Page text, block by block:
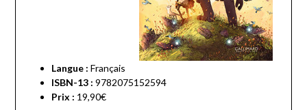
Langue : Français
ISBN-13 : 9782075152594
Prix : 19,90€